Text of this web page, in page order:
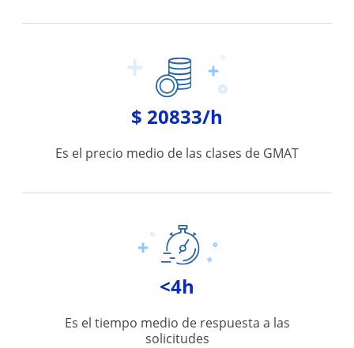
$ 20833/h
Es el precio medio de las clases de GMAT
<4h
Es el tiempo medio de respuesta a las
solicitudes